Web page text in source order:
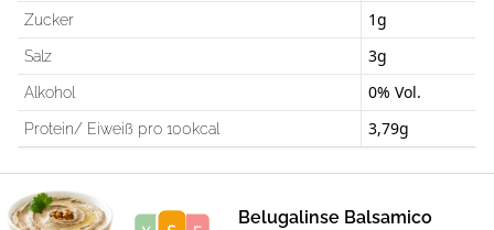
Zucker 1g
Salz 3g
Alkohol 0% Vol.
Protein/ Eiweiß pro 100kcal 3,79g
Score
Belugalinse Balsamico